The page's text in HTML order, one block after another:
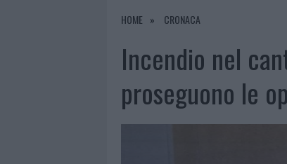
7 AGOSTO 2026
|
HOME CRONACA
Incendio nel
proseguono le